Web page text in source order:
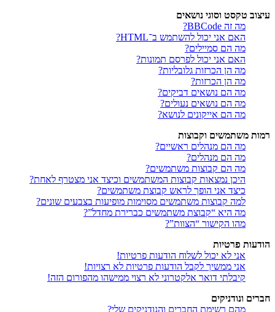
עיצוב טקסט וסוגי נושאים
מה זה BBCode?
האם אני יכול להשתמש ב־HTML?
מה הם סמיילים?
האם אני יכול לפרסם תמונות?
מה הן הכרזות גלובליות?
מה הן הכרזות?
מה הם נושאים דביקים?
מה הם נושאים נעולים?
מה הם אייקונים לנושא?
רמות משתמשים וקבוצות
מה הם מנהלים ראשיים?
מה הם מנהלים?
מה הם קבוצות משתמשים?
היכן נמצאות קבוצות המשתמשים וכיצד אני מצטרף לאחת?
כיצד אני הופך לראש קבוצת משתמשים?
למה קבוצות משתמשים מסוימות מופיעות בצבעים שונים?
מה היא “קבוצת משתמשים כברירת מחדל”?
מהו הקישור “הצוות”?
הודעות פרטיות
אני לא יכול לשלוח הודעות פרטיות!
אני ממשיך לקבל הודעות פרטיות לא רצויות!
קיבלתי דואר אלקטרוני לא רצוי ממישהו מהפורום הזה!
חברים ונודניקים
מהם רשימת החברים והנודניקים שלי?